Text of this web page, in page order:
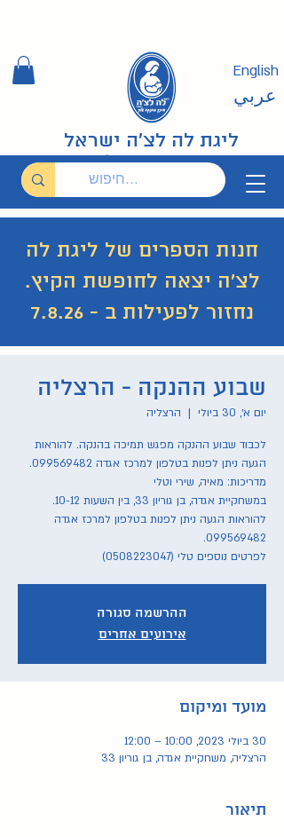
ליגת לה לצ'ה ישראל
English
عربي
חנות הספרים של ליגת לה
לצ'ה יצאה לחופשת הקיץ.
נחזור לפעילות ב - 7.8.26
שבוע ההנקה - הרצליה
יום א׳, 30 ביולי
  |
הרצליה
לכבוד שבוע ההנקה מפגש תמיכה בהנקה. להוראות
הגעה ניתן לפנות בטלפון למרכז אגדה 099569482.
להוראות הגעה ניתן לפנות בטלפון למרכז אגדה
לפרטים נוספים טלי (0508223047)
ההרשמה סגורה
אירועים אחרים
מועד ומיקום
30 ביולי 2023, 10:00 – 12:00
הרצליה, משחקיית אגדה, בן גוריון 33
תיאור